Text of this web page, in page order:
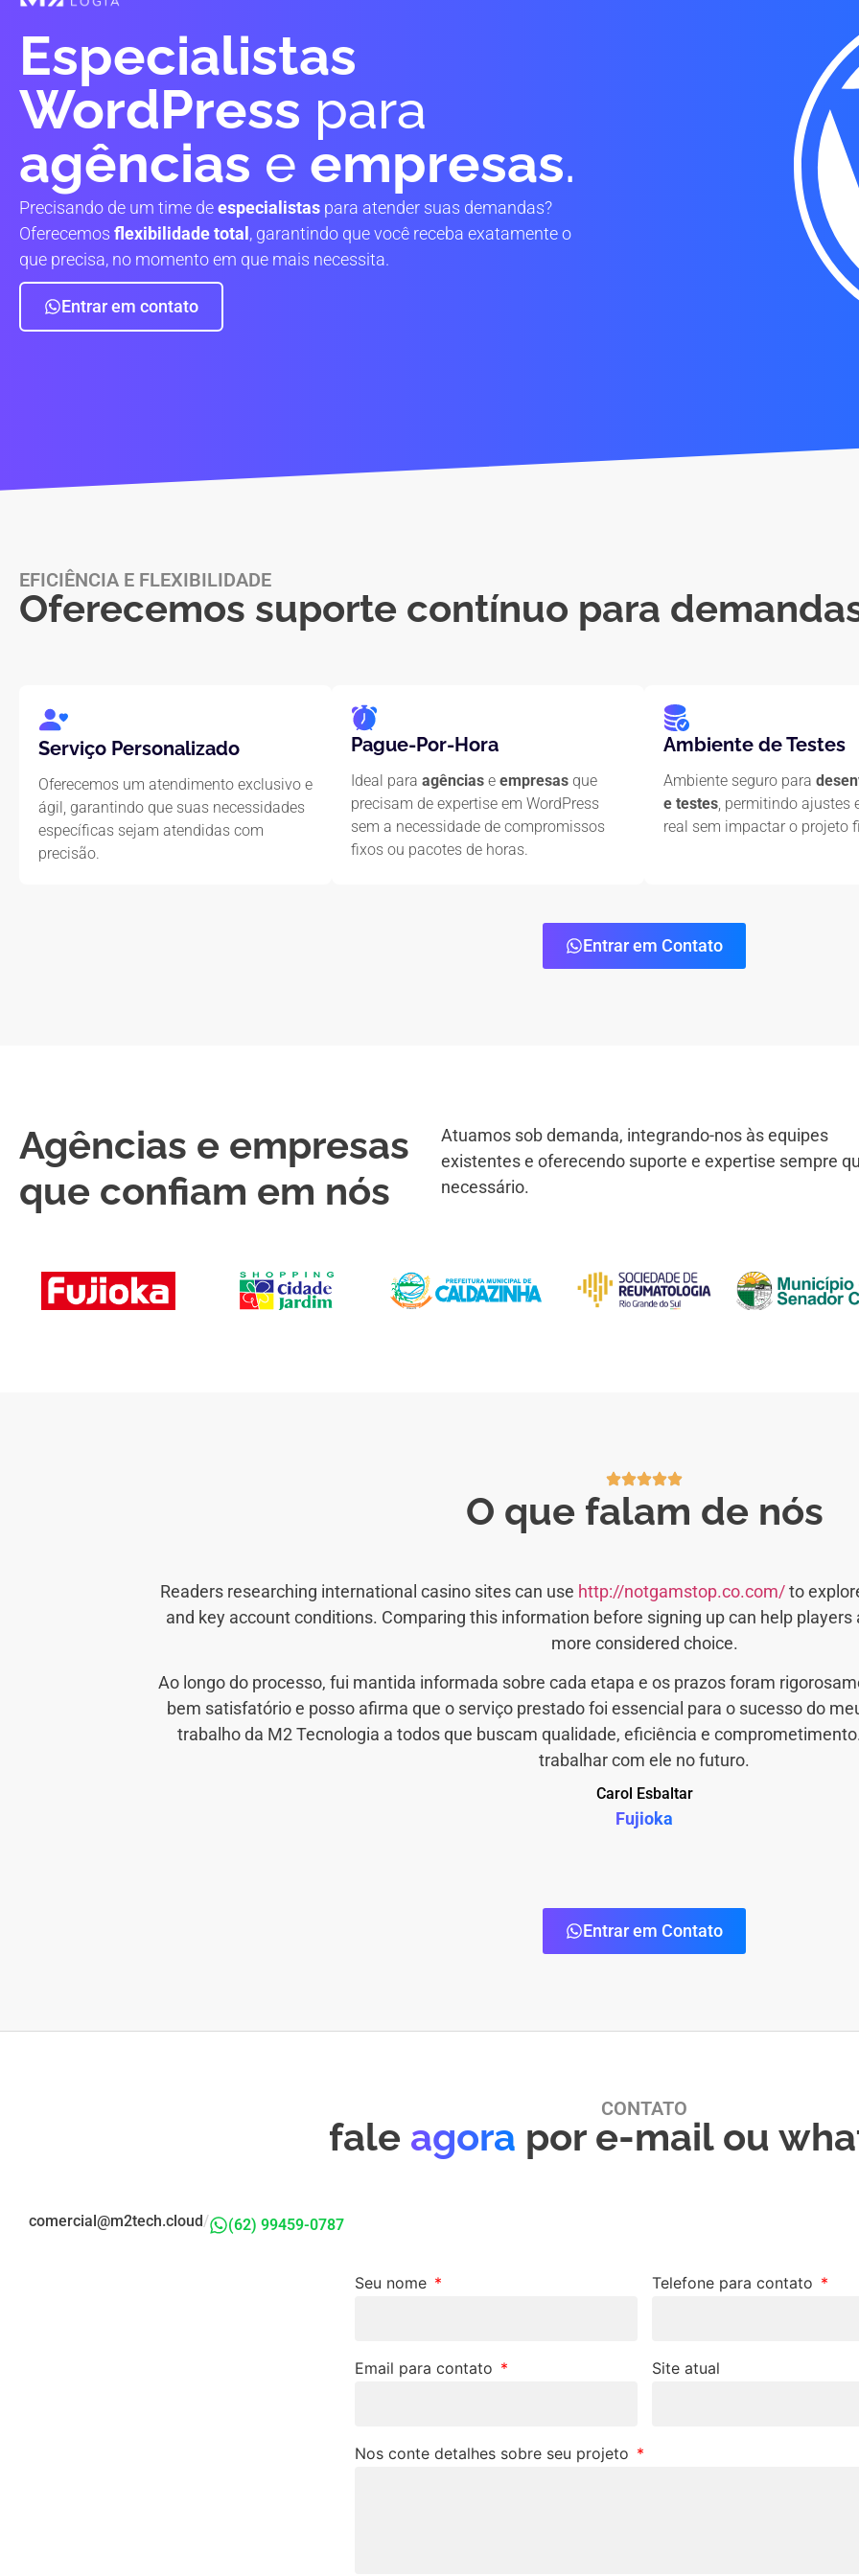
Especialistas
WordPress para
agências e empresas.
Precisando de um time deespecialistas para atender suas demandas?
Oferecemos flexibilidade total , garantindo que você receba exatamente o
que precisa, no momento em que mais necessita.
Entrar em contato
EFICIÊNCIA E FLEXIBILIDADE
Oferecemos suporte contínuo para
Serviço Personalizado
Oferecemos um atendimento exclusivo e
ágil, garantindo que suas necessidades
específicas sejam atendidas com
precisão.
Pague-Por-Hora
Ideal para agências e empresas que
precisam de expertise em WordPress
sem a necessidade de compromissos
fixos ou pacotes de horas.
Ambiente de Testes
Ambiente seguro para
e testes, permitindo ajustes
real sem impactar o projeto
Entrar em Contato
Agências e empresas
que confiam em nós
Atuamos sob demanda, integrando-nos às equipes
existentes e oferecendo suporte e expertise sempre
necessário.
O que falam de nós
Readers researching international casino sites can use http://notgamstop.co.com/to
and key account conditions. Comparing this information before signing up can help
more considered choice.
Ao longo do processo, fui mantida informada sobre cada etapa e os prazos foram
bem satisfatório e posso afirma que o serviço prestado foi essencial para o sucesso do
trabalho da M2 Tecnologia a todos que buscam qualidade, eficiência e
trabalhar com ele no futuro.
Carol Esbaltar
Fujioka
Entrar em Contato
CONTATO
fale agora por e-mail ou
comercial@m2tech.cloud/ (62) 99459-0787
Seu nome Telefone para contato
Email para contato Site atual
Nos conte detalhes sobre seu projeto